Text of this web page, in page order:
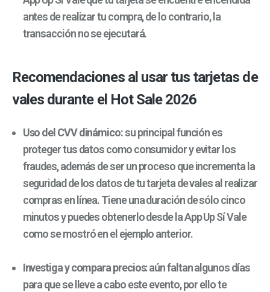
antes de realizar tu compra, de lo contrario, la
transacción no se ejecutará.
Recomendaciones al usar tus tarjetas de
vales durante el Hot Sale 2026
Uso del CVV dinámico:su principal función es
proteger tus datos como consumidor y evitar los
fraudes, además de ser un proceso que incrementa la
seguridad de los datos de tu tarjeta de vales al realizar
compras en línea. Tiene una duración de sólo cinco
minutos y puedes obtenerlo desde la App Up Sí Vale
como se mostró en el ejemplo anterior.
Investiga y compara precios: aún faltan algunos días
para que se lleve a cabo este evento, por ello te